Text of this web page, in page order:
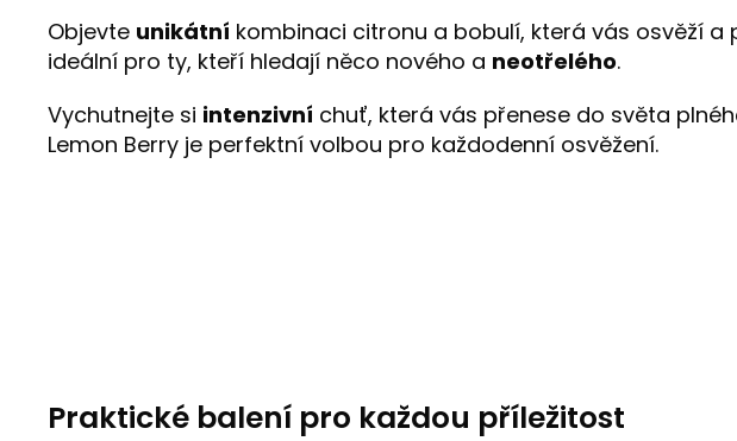
Objevte unikátní kombinaci citronu a bobulí, která vás osvěží a
ideální pro ty, kteří hledají něco nového a neotřelého.
Vychutnejte si intenzivní chuť, která vás přenese do světa
Lemon Berry je perfektní volbou pro každodenní osvěžení.
Praktické balení pro každou příležitost